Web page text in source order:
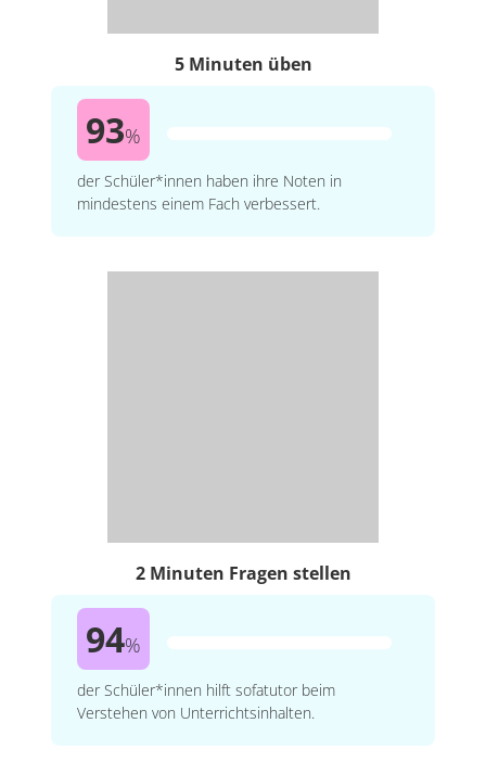
5 Minuten üben
93%
der Schüler*innen haben ihre Noten in
mindestens einem Fach verbessert.
2 Minuten Fragen stellen
94%
der Schüler*innen hilft sofatutor beim
Verstehen von Unterrichtsinhalten.